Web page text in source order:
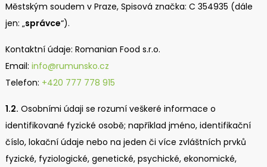
Městským soudem v Praze, Spisová značka: C 354935 (dále
jen: „správce“).
Kontaktní údaje: Romanian Food s.r.o.
Email: info@rumunsko.cz
Telefon: +420 777 778 915
1.2. Osobními údaji se rozumí veškeré informace o
identifikované fyzické osobě; například jméno, identifikační
číslo, lokační údaje nebo na jeden či více zvláštních prvků
fyzické, fyziologické, genetické, psychické, ekonomické,